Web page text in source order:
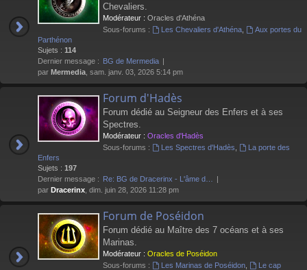
Chevaliers.
Modérateur : Oracles d'Athéna
Sous-forums :
Les Chevaliers d'Athéna,
Aux portes du
Parthénon
Sujets : 114
Dernier message : BG de Mermedia
par Mermedia , sam. janv. 03, 2026 5:14 pm
Forum d'Hadès
Forum dédié au Seigneur des Enfers et à ses
Spectres.
Modérateur : Oracles d'Hadès
Sous-forums :
Les Spectres d'Hadès
La porte des
Enfers
Sujets : 197
Dernier message : Re: BG de Dracerinx - L'âme d…
par Dracerinx , dim. juin 28, 2026 11:28 pm
Forum de Poséidon
Forum dédié au Maître des 7 océans et à ses
Marinas.
Modérateur : Oracles de Poséidon
Sous-forums :
Les Marinas de Poséidon,
Le cap